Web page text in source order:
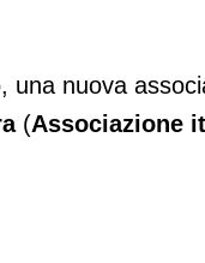
una nuova
(Associazione